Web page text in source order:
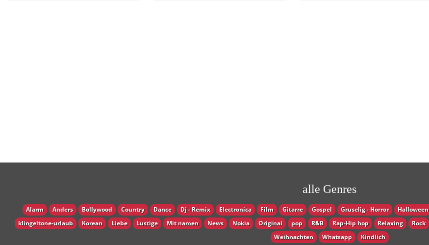
alle Genres
Alarm Anders Bollywood Country Dance Dj - Remix Electronica Film Gitarre Gospel Gruselig - Horror Halloween
klingeltone-urlaub
Korean Liebe Lustige Mit namen News Nokia Original pop R&B Rap-Hip hop Relaxing Rock
Weihnachten
Whatsapp Кindlich